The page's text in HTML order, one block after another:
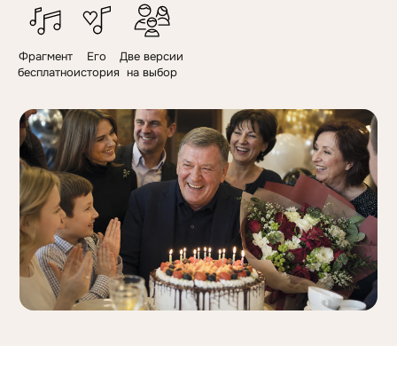
Фрагмент
бесплатно
Его
история
Две версии
на выбор